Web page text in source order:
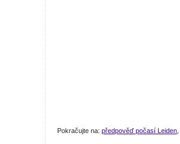
Pokračujte na: předpověď počasí Leiden